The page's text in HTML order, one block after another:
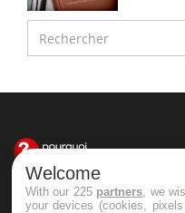
Le site santé de référence
Welcome
With our 225 partners , we
your devices (cookies,